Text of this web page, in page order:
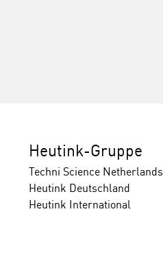
Heutink-Gruppe
Techni Science Netherlands
Heutink Deutschland
Heutink International